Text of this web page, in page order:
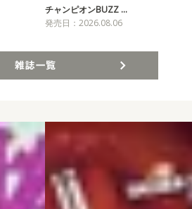
チャンピオンBUZZ …
発売日：2026.08.06